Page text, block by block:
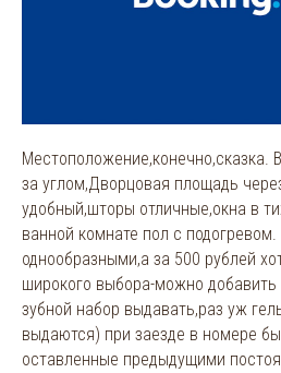
Местоположение,конечно,сказка.
за углом,Дворцовая площадь
удобный,шторы отличные,окна в
ванной комнате пол с
однообразными,а за 500 рублей
широкого выбора-можно
зубной набор выдавать,раз уж
выдаются) при заезде в номере
оставленные предыдущими